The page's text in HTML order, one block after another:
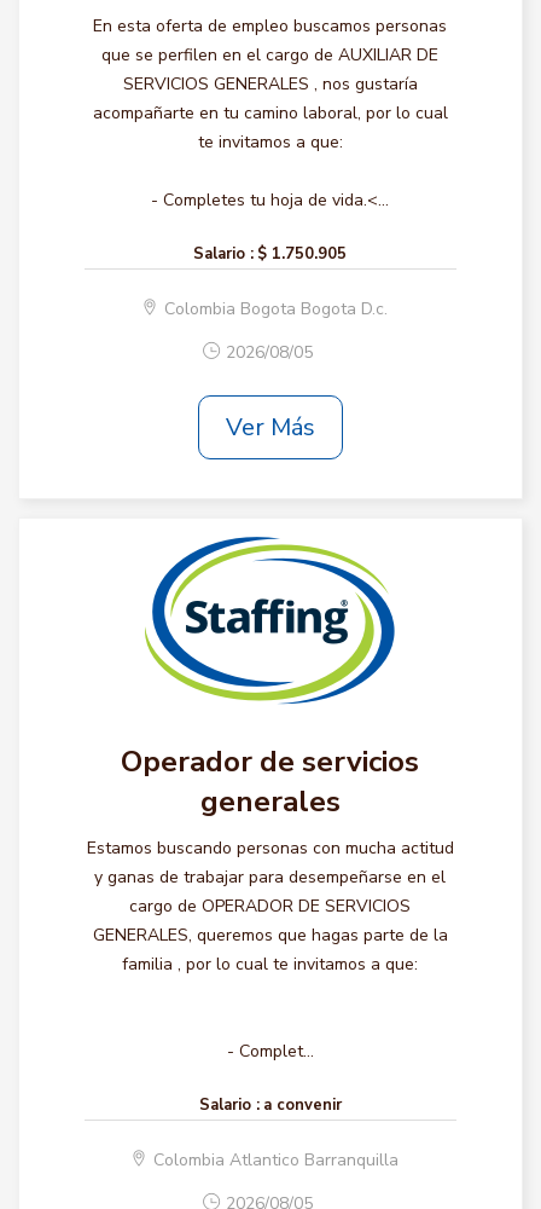
En esta oferta de empleo buscamos personas
que se perfilen en el cargo de AUXILIAR DE
SERVICIOS GENERALES , nos gustaría
acompañarte en tu camino laboral, por lo cual
te invitamos a que:
- Completes tu hoja de vida.<...
Salario : $ 1.750.905
Colombia Bogota Bogota D.c.
2026/08/05
Ver Más
Operador de servicios
generales
Estamos buscando personas con mucha actitud
y ganas de trabajar para desempeñarse en el
cargo de OPERADOR DE SERVICIOS
GENERALES, queremos que hagas parte de la
familia , por lo cual te invitamos a que:
- Complet...
Salario : a convenir
Colombia Atlantico Barranquilla
2026/08/05